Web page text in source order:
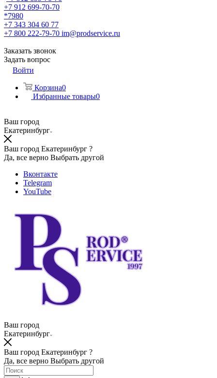
+7 912 699-70-70
*7980
+7 343 304 60 77
+7 800 222-79-70 im@prodservice.ru
Заказать звонок
Задать вопрос
Войти
Корзина0
Избранные товары0
Ваш город
Екатеринбург
Ваш город Екатеринбург ?
Да, все верно Выбрать другой
Вконтакте
Telegram
YouTube
Ваш город
Екатеринбург
Ваш город Екатеринбург ?
Да, все верно Выбрать другой